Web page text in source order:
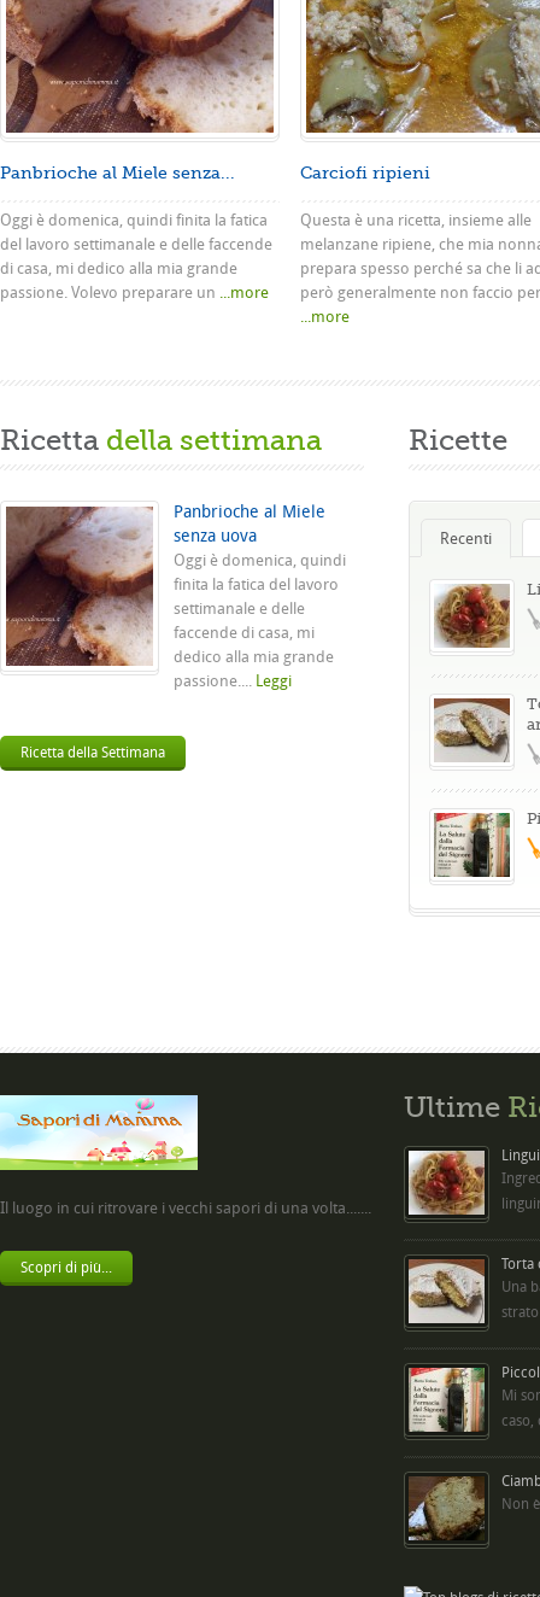
Panbrioche al Miele senza...
Oggi è domenica, quindi finita la fatica
del lavoro settimanale e delle faccende
di casa, mi dedico alla mia grande
passione. Volevo preparare un ...more
Carciofi ripieni
Questa è una ricetta, insieme alle
melanzane ripiene, che mia
prepara spesso perché sa che li
però generalmente non faccio
...more
Ricetta della settimana
Panbrioche al Miele
senza uova
Oggi è domenica, quindi
finita la fatica del lavoro
settimanale e delle
faccende di casa, mi
dedico alla mia grande
passione.... Leggi
Ricetta della Settimana
Ricette
Recenti
Il luogo in cui ritrovare i vecchi sapori di una volta.......
Scopri di più...
Ultime
Torta
Una
Mi
caso,
Non